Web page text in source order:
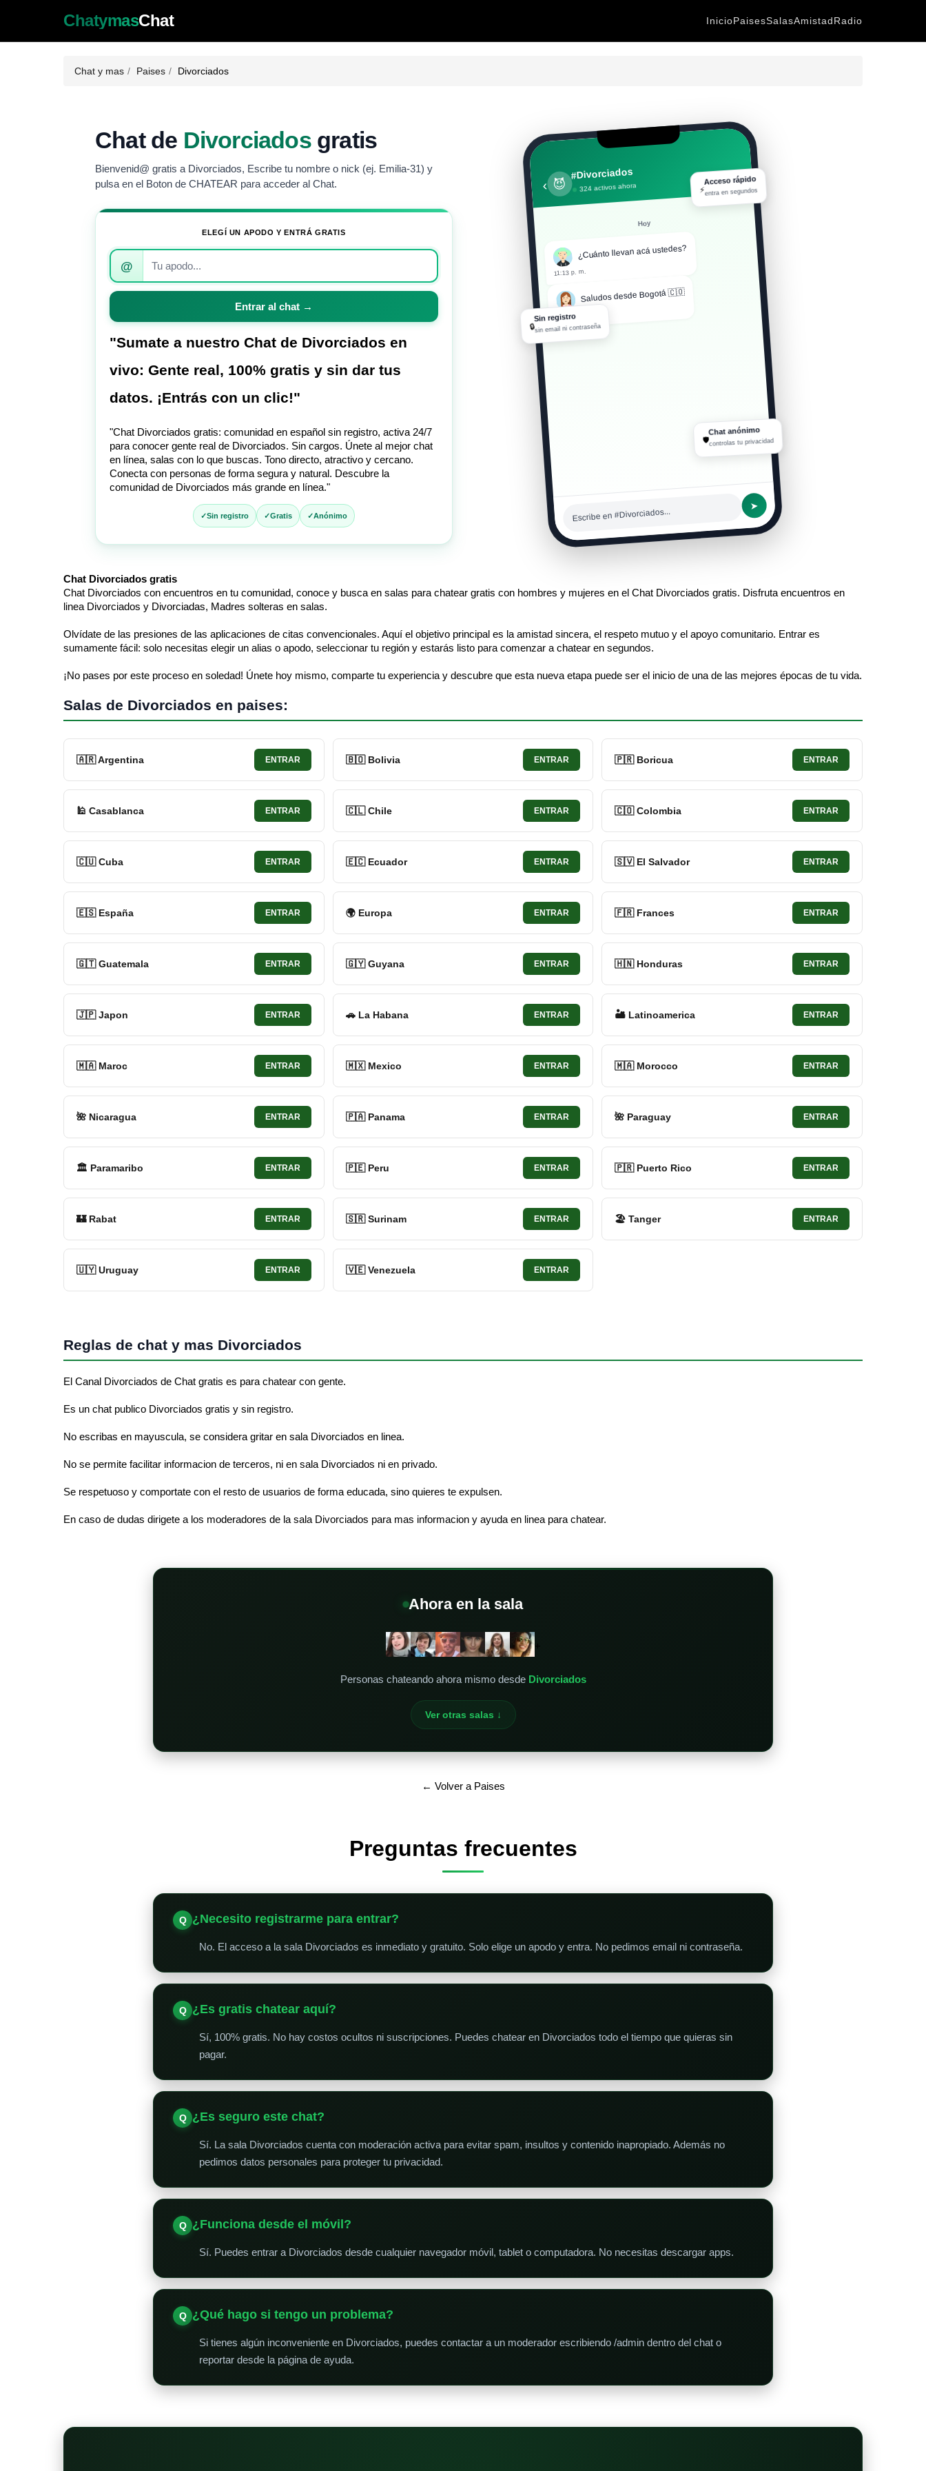
ChatymasChat InicioPaisesSalasAmistadRadio
Chat y mas Paises Divorciados
Chat de Divorciadosgratis
Bienvenid@ gratis a Divorciados, Escribe tu nombre o nick (ej. Emilia-31) y
pulsa en el Boton de CHATEAR para acceder al Chat.
ELEGÍ UN APODO Y ENTRÁ GRATIS
Introduce
apodo
para
al
chat
@
Entrar al chat →
"Sumate a nuestro Chat de Divorciados en
vivo: Gente real, 100% gratis y sin dar tus
datos. ¡Entrás con un clic!"
"Chat Divorciados gratis: comunidad en español sin registro, activa 24/7
para conocer gente real de Divorciados. Sin cargos. Únete al mejor chat
en línea, salas con lo que buscas. Tono directo, atractivo y cercano.
Conecta con personas de forma segura y natural. Descubre la
comunidad de Divorciados más grande en línea."
Sin registro Gratis Anónimo
‹ 😈
#Divorciados
324 activos ahora
Hoy
¿Cuánto llevan acá ustedes?
11:13 p. m.
Saludos desde Bogotá 🇨🇴
11:13 p. m.
Escribe en #Divorciados...
➤
⚡
Acceso rápido
entra en segundos
🔒
Sin registro
sin email ni contraseña
🛡
Chat anónimo
controlas tu privacidad
Chat Divorciados gratis
Chat Divorciados con encuentros en tu comunidad, conoce y busca en salas para chatear gratis con hombres y mujeres en el Chat Divorciados gratis. Disfruta encuentros en
linea Divorciados y Divorciadas, Madres solteras en salas.
Olvídate de las presiones de las aplicaciones de citas convencionales. Aquí el objetivo principal es la amistad sincera, el respeto mutuo y el apoyo comunitario. Entrar es
sumamente fácil: solo necesitas elegir un alias o apodo, seleccionar tu región y estarás listo para comenzar a chatear en segundos.
¡No pases por este proceso en soledad! Únete hoy mismo, comparte tu experiencia y descubre que esta nueva etapa puede ser el inicio de una de las mejores épocas de tu vida.
Salas de Divorciados en paises:
🇦🇷 Argentina ENTRAR 🇧🇴 Bolivia ENTRAR 🇵🇷 Boricua ENTRAR
🕌 Casablanca ENTRAR 🇨🇱 Chile ENTRAR 🇨🇴 Colombia ENTRAR
🇨🇺 Cuba ENTRAR 🇪🇨 Ecuador ENTRAR 🇸🇻 El Salvador ENTRAR
🇪🇸 España ENTRAR 🌍 Europa ENTRAR 🇫🇷 Frances ENTRAR
🇬🇹 Guatemala ENTRAR 🇬🇾 Guyana ENTRAR 🇭🇳 Honduras ENTRAR
🇯🇵 Japon ENTRAR 🚗 La Habana ENTRAR 🏜 Latinoamerica ENTRAR
🇲🇦 Maroc ENTRAR 🇲🇽 Mexico ENTRAR 🇲🇦 Morocco ENTRAR
🌺 Nicaragua ENTRAR 🇵🇦 Panama ENTRAR 🌺 Paraguay ENTRAR
🏛 Paramaribo ENTRAR 🇵🇪 Peru ENTRAR 🇵🇷 Puerto Rico ENTRAR
🏰 Rabat ENTRAR 🇸🇷 Surinam ENTRAR 🏖 Tanger ENTRAR
🇺🇾 Uruguay ENTRAR 🇻🇪 Venezuela ENTRAR
Reglas de chat y mas Divorciados
El Canal Divorciados de Chat gratis es para chatear con gente.
Es un chat publico Divorciados gratis y sin registro.
No escribas en mayuscula, se considera gritar en sala Divorciados en linea.
No se permite facilitar informacion de terceros, ni en sala Divorciados ni en privado.
Se respetuoso y comportate con el resto de usuarios de forma educada, sino quieres te expulsen.
En caso de dudas dirigete a los moderadores de la sala Divorciados para mas informacion y ayuda en linea para chatear.
Ahora en la sala
+
Personas chateando ahora mismo desde Divorciados
Ver otras salas ↓
← Volver a Paises
Preguntas frecuentes
¿Necesito registrarme para entrar?
No. El acceso a la sala Divorciados es inmediato y gratuito. Solo elige un apodo y entra. No pedimos email ni contraseña.
¿Es gratis chatear aquí?
Sí, 100% gratis. No hay costos ocultos ni suscripciones. Puedes chatear en Divorciados todo el tiempo que quieras sin
pagar.
¿Es seguro este chat?
Sí. La sala Divorciados cuenta con moderación activa para evitar spam, insultos y contenido inapropiado. Además no
pedimos datos personales para proteger tu privacidad.
¿Funciona desde el móvil?
Sí. Puedes entrar a Divorciados desde cualquier navegador móvil, tablet o computadora. No necesitas descargar apps.
¿Qué hago si tengo un problema?
Si tienes algún inconveniente en Divorciados, puedes contactar a un moderador escribiendo /admin dentro del chat o
reportar desde la página de ayuda.